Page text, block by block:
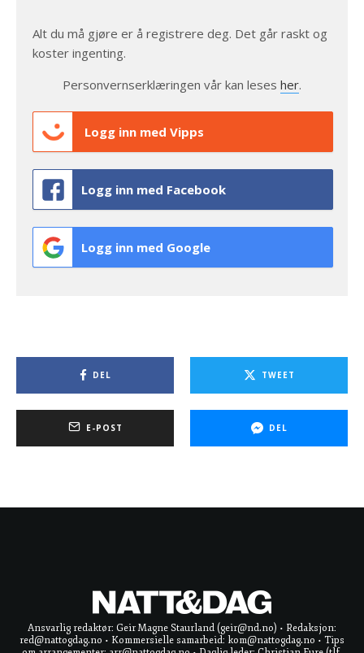
Alt du må gjøre er å registrere deg. Det går raskt og
koster ingenting.
Personvernserklæringen vår kan leses her.
Logg inn med Vipps
Logg inn med Facebook
Logg inn med Google
DEL TWEET
E-POST DEL
Ansvarlig redaktør: Geir Magne Staurland (geir@nd.no) • Redaksjon:
red@nattogdag.no • Kommersielle samarbeid: kom@nattogdag.no • Tips